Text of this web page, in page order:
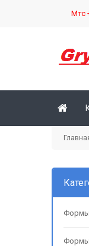
Мтс
Формы
Формы